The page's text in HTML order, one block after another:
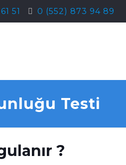
51 0 (552) 873 94 89
Testi
?